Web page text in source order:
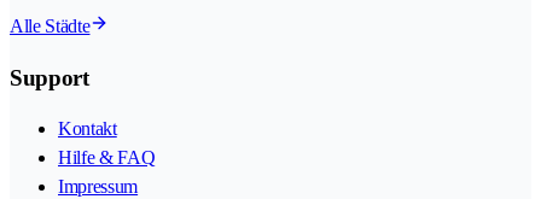
Alle Städte
Support
Kontakt
Hilfe & FAQ
Impressum